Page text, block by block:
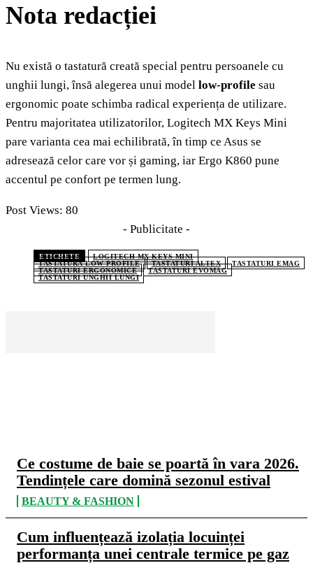
Ce costume de baie se poartă în vara 2026.
Tendințele care domină sezonul estival
BEAUTY & FASHION
Cum influențează izolația locuinței
performanța unei centrale termice pe gaz
Nota redacției
Nu există o tastatură creată special pentru persoanele cu
unghii lungi, însă alegerea unui model low-profile sau
ergonomic poate schimba radical experiența de utilizare.
Pentru majoritatea utilizatorilor, Logitech MX Keys Mini
pare varianta cea mai echilibrată, în timp ce Asus se
adresează celor care vor și gaming, iar Ergo K860 pune
accentul pe confort pe termen lung.
Post Views: 80
- Publicitate -
ETICHETE
LOGITECH MX KEYS MINI
TASTATURĂ LOW PROFILE
TASTATURI ALTEX
TASTATURI EMAG
TASTATURI ERGONOMICE
TASTATURI EVOMAG
TASTATURI UNGHII LUNGI